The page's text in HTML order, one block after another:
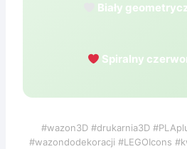
Biały
Spiralny
#wazon3D #drukarnia3D
#wazondodekoracji #LEGOIcons